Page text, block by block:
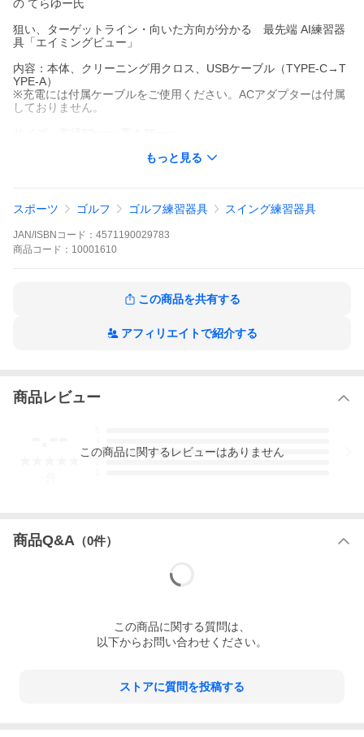
の てらゆー氏
狙い、ターゲットライン・向いた方向が分かる 最先端 AI練習器
具「エイミングビュー」
内容：本体、クリーニング用クロス、USBケーブル（TYPE-C→T
YPE-A）
※充電には付属ケーブルをご使用ください。ACアダプターは付属
しておりません。
材質：プラスチック(ABS,PC)
充電時間：最長30分
製造国：韓国
保証期間：購入から1年
にしていると紛失・破損の可能性がございます。
※アフターサービス・品質保証に関するお問い合わせは株式会社 x
※販売・使用方法に関するお問い合わせは株式会社リンクスにお
問い合わせください。
シャフト内にウェイト等が入っているものには取り付けができな
い場合も御座います。
1° の狂いも見逃さない。
直感ではなく、AIで狙いを定める。
スコアアップの近道!つけるだけで狙い通りいく!
・100切り、次は90切りを目指したい
コースでも練習場のように上手に打ちたい
・ティーショット、セカンドショット、アプローチの方向性の精
具「エイミングビュー」
もっと見る
スポーツ ゴルフ ゴルフ練習器具 スイング練習器具
JAN/ISBNコード： 4571190029783
商品 コード： 10001610
この商品を共有する
アフィリエイトで紹介する
商品レビュー
3
この商品に関するレビューはありません
商品Q&A （0件）
この商品に関する質問は、
以下からお問い合わせください。
ストアに質問を投稿する